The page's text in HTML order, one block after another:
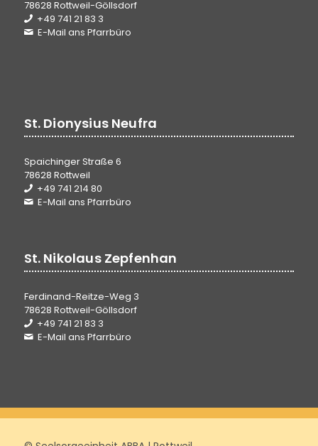
78628 Rottweil-Göllsdorf
+49 741 21 83 3
E-Mail ans Pfarrbüro
St. Dionysius Neufra
Spaichinger Straße 6
78628 Rottweil
+49 741 214 80
E-Mail ans Pfarrbüro
St. Nikolaus Zepfenhan
Ferdinand-Reitze-Weg 3
78628 Rottweil-Göllsdorf
+49 741 21 83 3
E-Mail ans Pfarrbüro